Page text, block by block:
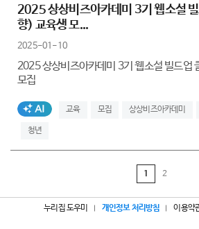
2025 상상비즈아카데미 3기 웹소설
향) 교육생 모...
2025-01-10
2025 상상비즈아카데미 3기 웹소설 빌드업
모집
AI생성태그 교육 모집 상상비즈아카데미
청년
1 2
누리집 도우미 개인정보 처리방침 이용약